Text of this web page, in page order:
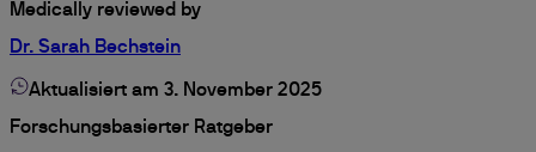
Medically reviewed by
Dr. Sarah Bechstein
Aktualisiert am 3. November 2025
Forschungsbasierter Ratgeber